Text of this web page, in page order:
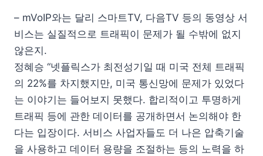
– mVoIP와는 달리 스마트TV, 다음TV 등의 동영상 서
비스는 실질적으로 트래픽이 문제가 될 수밖에 없지
않은지.
정혜승 “넷플릭스가 최전성기일 때 미국 전체 트래픽
의 22%를 차지했지만, 미국 통신망에 문제가 있었다
는 이야기는 들어보지 못했다. 합리적이고 투명하게
트래픽 등에 관한 데이터를 공개하면서 논의해야 한
다는 입장이다. 서비스 사업자들도 더 나은 압축기술
을 사용하고 데이터 용량을 조절하는 등의 노력을 하